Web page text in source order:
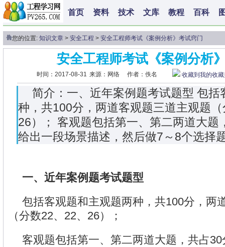
首页 资料 技术 文库 教程 百科
您的位置: 知识文章 > 安全工程 > 安全工程师考试《案例分析》考试窍门
安全工程师考试《案例分析
时间：2017-08-31 来源：网络 作者：佚名 收藏到我的收
简介：一、近年案例题考试题型 包括
种，共100分，两道客观题三道主观题
26）； 客观题包括第一、第二两道大题
给出一段场景描述，然后做7～8个选择
一、近年案例题考试题型
包括客观题和主观题两种，共100分，两
（分数22、22、26）；
客观题包括第一、第二两道大题，共占